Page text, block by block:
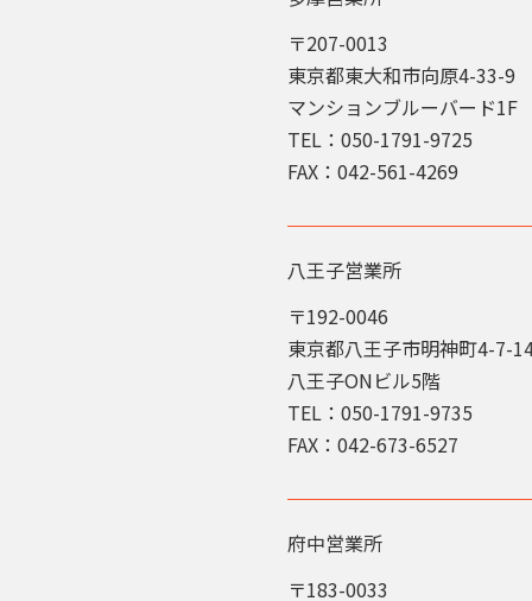
〒207-0013
東京都東大和市向原4-33-9
マンションブルーバード1F
TEL：050-1791-9725
FAX：042-561-4269
八王子営業所
〒192-0046
東京都八王子市明神町4-7-
八王子ONビル5階
TEL：050-1791-9735
FAX：042-673-6527
府中営業所
〒183-0033